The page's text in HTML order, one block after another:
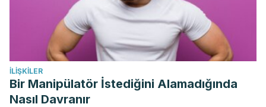
Jayachandran M, Chen J, Chung SSM, Xu B. A critical
review on the impacts of β-glucans on gut microbiota and
human health. J Nutr Biochem. 2018 Nov;61:101-110. doi:
10.1016/j.jnutbio.2018.06.010. Epub 2018 Aug 10. PMID:
30196242.
İLIŞKILER
Bir Manipülatör İstediğini Alamadığında
Nasıl Davranır